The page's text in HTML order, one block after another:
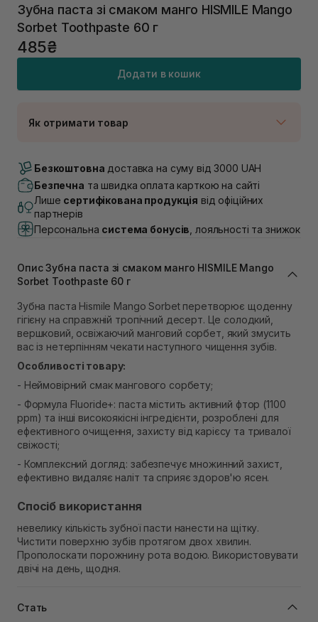
Зубна паста зі смаком манго HISMILE Mango
Sorbet Toothpaste 60 г
485₴
Додати в кошик
Як отримати товар
В наявності
Самовивіз м. Луцьк, вул. Винниченка 4
В наявності
Самовивіз м. Львів, вул. Академіка Підстригача, 1В
(Duck’s Lake)
Немає в наявності!
В наявності
Самовивіз м. Львів, вул. Степана Бандери 45
Самовивіз м. Рівне, вул. 16-го Липня, 15
В наявності
Самовивіз м. Рівне, вул. Кулика і Гудачека 23 (ТЦ
Екватор)
В наявності
Безкоштовна доставка на суму від 3000 UAH
Безпечна та швидка оплата карткою на сайті
Лише сертифікована продукція від офіційних
партнерів
Персональна система бонусів , лояльності та знижок
Опис Зубна паста зі смаком манго HISMILE Mango
Sorbet Toothpaste 60 г
Зубна паста Hismile Mango Sorbet перетворює щоденну
гігієну на справжній тропічний десерт. Це солодкий,
вершковий, освіжаючий манговий сорбет, який змусить
вас із нетерпінням чекати наступного чищення зубів.
Особливості товару:
- Неймовірний смак мангового сорбету;
- Формула Fluoride+: паста містить активний фтор (1100
ppm) та інші високоякісні інгредієнти, розроблені для
ефективного очищення, захисту від карієсу та тривалої
свіжості;
- Комплексний догляд: забезпечує множинний захист,
ефективно видаляє наліт та сприяє здоров'ю ясен.
Спосіб використання
невелику кількість зубної пасти нанести на щітку.
Чистити поверхню зубів протягом двох хвилин.
Прополоскати порожнину рота водою. Використовувати
двічі на день, щодня.
Стать